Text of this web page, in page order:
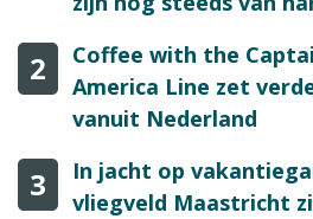
2
Coffee with the
America Line zet
vanuit Nederland
3
In jacht op
vliegveld Maastricht